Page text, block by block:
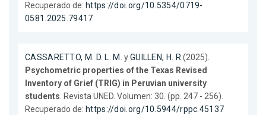
Recuperado de: https://doi.org/10.5354/0719-
0581.2025.79417
CASSARETTO, M. D. L. M. yGUILLEN, H. R.(2025).
Psychometric properties of the Texas Revised
Inventory of Grief (TRIG) in Peruvian university
students. Revista UNED. Volumen: 30. (pp. 247 - 256).
Recuperado de: https://doi.org/10.5944/rppc.45137